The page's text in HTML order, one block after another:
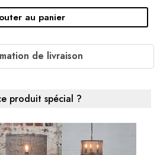
au panier
INDUSTRIELLE MASSIVE
EN FORME D'ÉTOILE EN
de livraison
produit spécial ?